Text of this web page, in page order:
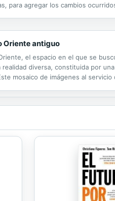
para agregar los cambios
Oriente antiguo
el espacio en el que se
diversa, constituida por
mosaico de imágenes al